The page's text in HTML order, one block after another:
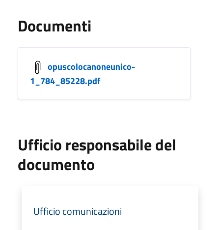
Documenti
opuscolocanoneunico-
1_784_85228.pdf
Ufficio responsabile del
documento
Ufficio comunicazioni